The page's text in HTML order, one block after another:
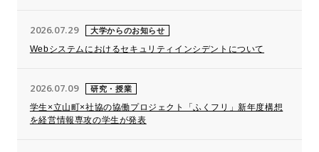
2026.07.29 大学からのお知らせ
Webシステムにおけるセキュリティインシデントについて
2026.07.09 研究・授業
学生×立山町×社協の協働プロジェクト「ふくフリ」新年度構想
を経営情報専攻の学生が発表